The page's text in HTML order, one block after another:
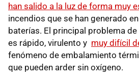
han salido a la luz de forma muy
incendios que se han generado
baterías. El principal problema
es rápido, virulento y muy difícil
fenómeno de embalamiento
que pueden arder sin oxígeno.